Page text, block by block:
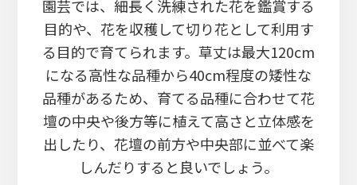
園芸では、細長く洗練された花を鑑賞する
目的や、花を収穫して切り花として利用す
る目的で育てられます。草丈は最大120cm
になる高性な品種から40cm程度の矮性な
品種があるため、育てる品種に合わせて花
壇の中央や後方等に植えて高さと立体感を
出したり、花壇の前方や中央部に並べて楽
しんだりすると良いでしょう。